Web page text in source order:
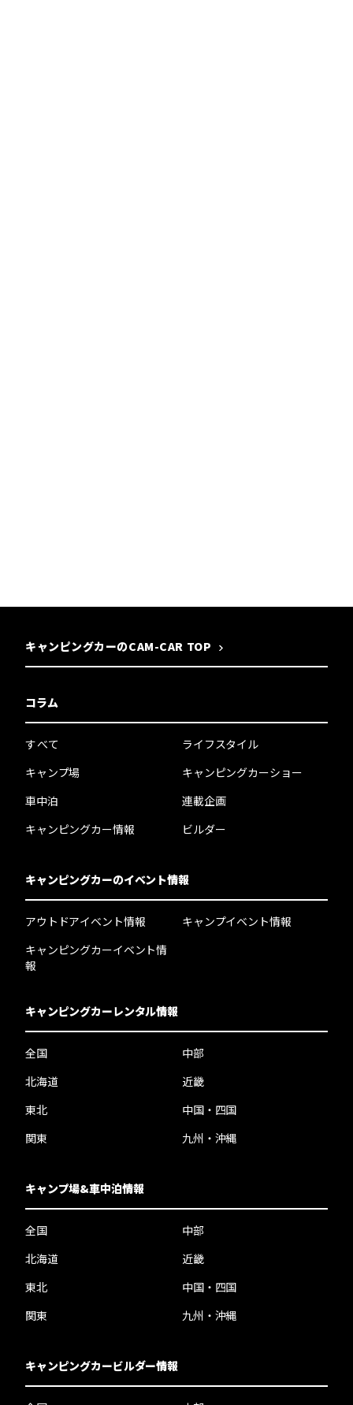
キャンピングカーのCAM-CAR TOP
コラム
すべて
キャンプ場
車中泊
キャンピングカー情報
ライフスタイル
キャンピングカーショー
連載企画
ビルダー
キャンピングカーのイベント情報
アウトドアイベント情報
キャンピングカーイベント情
報
キャンプイベント情報
キャンピングカーレンタル情報
全国
北海道
東北
関東
中部
近畿
中国・四国
九州・沖縄
キャンプ場&車中泊情報
全国
北海道
東北
関東
中部
近畿
中国・四国
九州・沖縄
キャンピングカービルダー情報